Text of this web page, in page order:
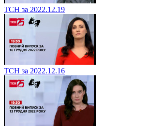
ТСН за 2022.12.19
ТСН за 2022.12.16